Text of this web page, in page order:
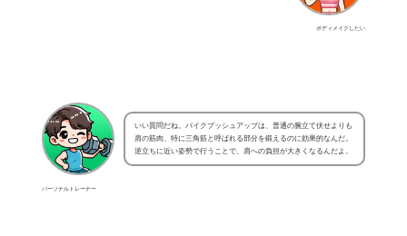
ボディメイクしたい
パーソナルトレーナー
いい質問だね。パイクプッシュアップは、普通の腕立て伏せよりも
肩の筋肉、特に三角筋と呼ばれる部分を鍛えるのに効果的なんだ。
逆立ちに近い姿勢で行うことで、肩への負担が大きくなるんだよ。